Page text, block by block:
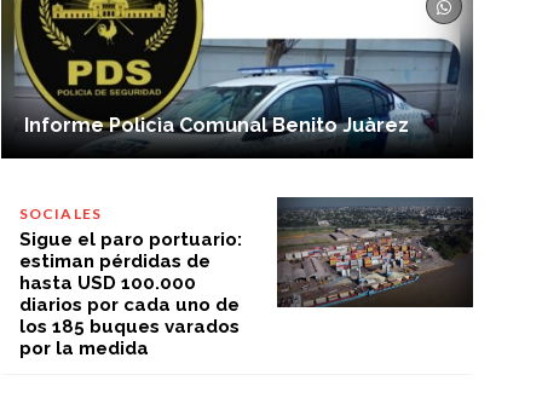
Informe Policìa Comunal Benito Juàrez
SOCIALES
Sigue el paro portuario:
estiman pérdidas de
hasta USD 100.000
diarios por cada uno de
los 185 buques varados
por la medida